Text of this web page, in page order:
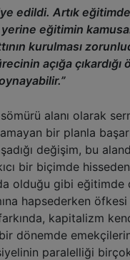
edildi. Artık
eğitimin
kurulması
açığa
alanı olarak
bir planla
değişim, bu
bir biçimde
olduğu gibi
hapsederken
kapitalizm
dönemde
paralelliği